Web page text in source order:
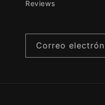
Reviews
Correo David